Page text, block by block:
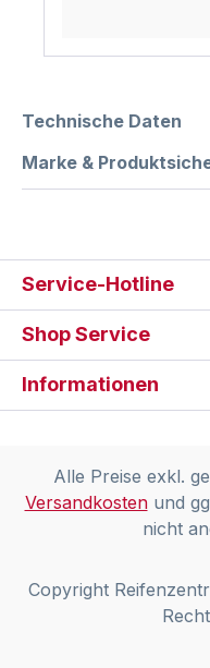
Technische Daten
Marke &
Service-Hotline
Shop Service
Informationen
Alle Preise exkl.
Versandkostenund
nicht
Copyright